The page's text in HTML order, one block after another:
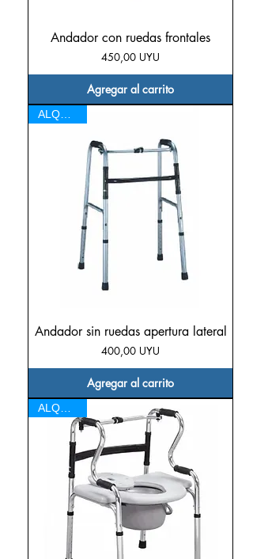
Andador con ruedas frontales
Precio
450,00 UYU
Agregar al carrito
Andador sin ruedas apertura lateral
Precio
400,00 UYU
Agregar al carrito